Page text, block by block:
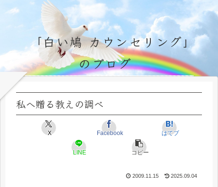
「白い鳩 カウンセリング」
のブログ
私へ贈る教えの調べ
X Facebook はてブ
LINE コピー
2009.11.15 2025.09.04